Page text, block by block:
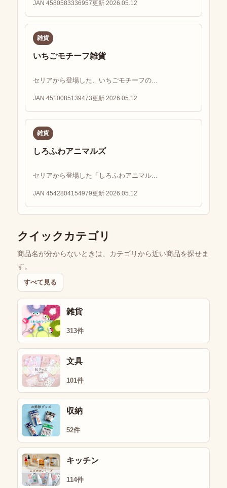
JAN 4580583336957更新 2026.05.12
雑貨
いちごモチーフ雑貨
セリアから登場した、いちごモチーフの...
JAN 4510085139473更新 2026.05.12
雑貨
しろふわアニマルズ
セリアから登場した「しろふわアニマル...
JAN 4542804154979更新 2026.05.12
クイックカテゴリ
商品名が分からないときは、カテゴリから近い商品を探せま
す。
すべて見る
雑貨
313件
文具
101件
収納
52件
キッチン
114件